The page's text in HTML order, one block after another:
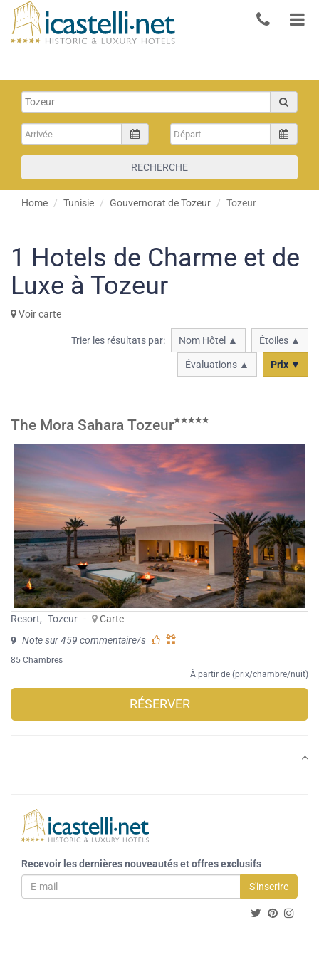
RECHERCHE
Home Tunisie Gouvernorat de Tozeur Tozeur
1 Hotels de Charme et de
Luxe à Tozeur
Voir carte
Trier les résultats par: Nom Hôtel ▲ Étoiles ▲
Évaluations ▲ Prix ▼
The Mora Sahara Tozeur
Resort, Tozeur -
Carte
9 Note sur 459 commentaire/s
85 Chambres
À partir de (prix/chambre/nuit)
RÉSERVER
Recevoir les dernières nouveautés et offres exclusifs
S'inscrire